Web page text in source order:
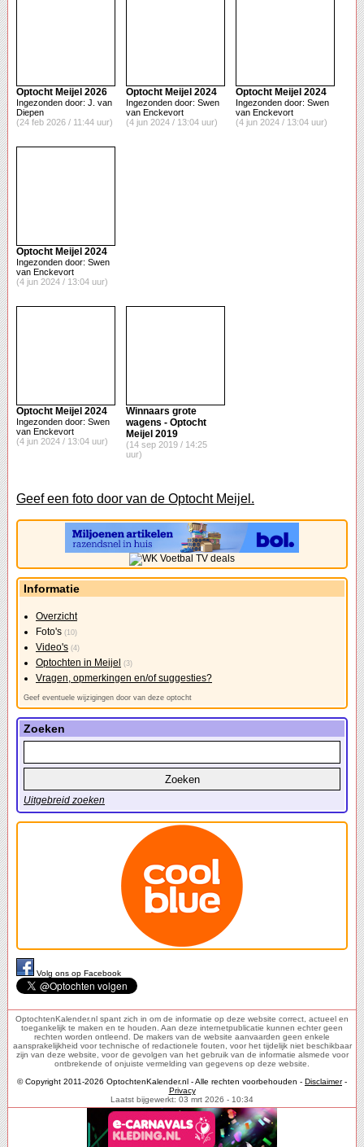
Optocht Meijel 2026
Ingezonden door: J. van
Diepen
(24 feb 2026 / 11:44 uur)
Optocht Meijel 2024
Ingezonden door: Swen
van Enckevort
(4 jun 2024 / 13:04 uur)
Optocht Meijel 2024
Ingezonden door: Swen
van Enckevort
(4 jun 2024 / 13:04 uur)
Optocht Meijel 2024
Ingezonden door: Swen
van Enckevort
(4 jun 2024 / 13:04 uur)
Optocht Meijel 2024
Ingezonden door: Swen
van Enckevort
(4 jun 2024 / 13:04 uur)
Winnaars grote
wagens - Optocht
Meijel 2019
(14 sep 2019 / 14:25
uur)
Geef een foto door van de Optocht Meijel.
Informatie
Overzicht
Foto's (10)
Video's (4)
Optochten in Meijel (3)
Vragen, opmerkingen en/of suggesties?
Geef eventuele wijzigingen door van deze optocht
Zoeken
Uitgebreid zoeken
Volg ons op Facebook
OptochtenKalender.nl spant zich in om de informatie op deze website correct, actueel en
toegankelijk te maken en te houden. Aan deze internetpublicatie kunnen echter geen
rechten worden ontleend. De makers van de website aanvaarden geen enkele
aansprakelijkheid voor technische of redactionele fouten, voor het tijdelijk niet beschikbaar
zijn van deze website, voor de gevolgen van het gebruik van de informatie alsmede voor
ontbrekende of onjuiste vermelding van gegevens op deze website.
© Copyright 2011-2026 OptochtenKalender.nl - Alle rechten voorbehouden - Disclaimer-
Privacy
Laatst bijgewerkt: 03 mrt 2026 - 10:34